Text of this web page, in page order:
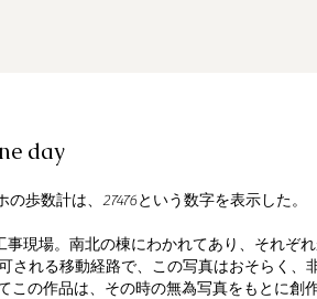
day
歩数計は、27476という数字を表示した。
現場。南北の棟にわかれてあり、それぞ
される移動経路で、この写真はおそらく、
この作品は、その時の無為写真をもとに創